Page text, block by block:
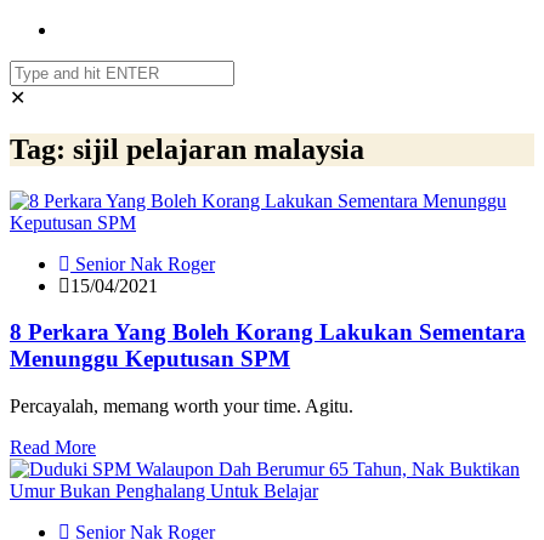
✕
Tag: sijil pelajaran malaysia
Senior Nak Roger
15/04/2021
8 Perkara Yang Boleh Korang Lakukan Sementara
Menunggu Keputusan SPM
Percayalah, memang worth your time. Agitu.
Read More
Senior Nak Roger